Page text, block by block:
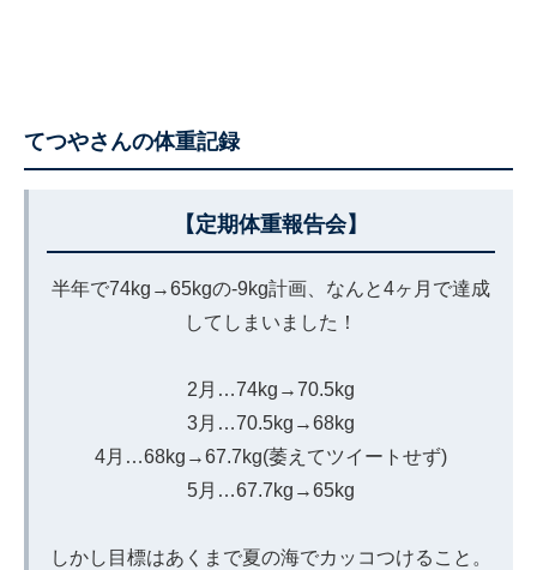
てつやさんの体重記録
【定期体重報告会】
半年で74kg→65kgの-9kg計画、なんと4ヶ月で達成
してしまいました！
2月…74kg→70.5kg
3月…70.5kg→68kg
4月…68kg→67.7kg(萎えてツイートせず)
5月…67.7kg→65kg
しかし目標はあくまで夏の海でカッコつけること。